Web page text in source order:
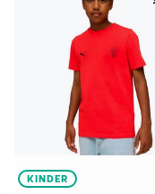
KINDER